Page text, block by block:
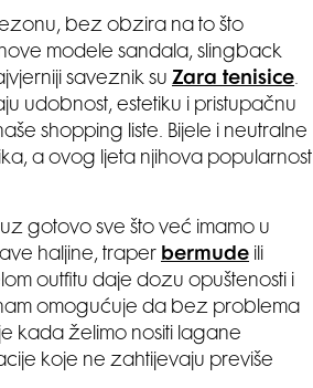
bez obzira na to što
modele sandala, slingback
saveznik su Zara tenisice.
udobnost, estetiku i pristupačnu
shopping liste. Bijele i neutralne
a ovog ljeta njihova popularnost
gotovo sve što već imamo u
haljine, traper bermude ili
outfitu daje dozu opuštenosti i
omogućuje da bez problema
kada želimo nositi lagane
koje ne zahtijevaju previše